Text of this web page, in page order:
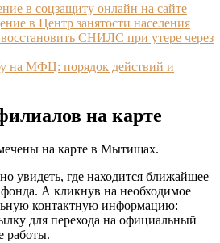
в соцзащиту онлайн на сайте
в Центр занятости населения
СНИЛС при утере через
на МФЦ: порядок действий и
на карте
на карте в Мытищах.
увидеть, где находится ближайшее
А кликнув на необходимое
контактную информацию:
для перехода на официальный
работы.